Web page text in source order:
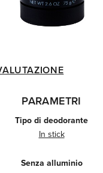
PARAMETRI
Tipo di deodorante
In stick
Senza alluminio